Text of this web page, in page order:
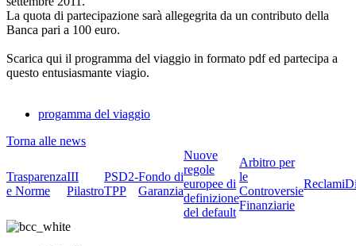
La quota di partecipazione sarà allegegrita da un contributo della
Banca pari a 100 euro.
Scarica qui il programma del viaggio in formato pdf ed partecipa a
questo entusiasmante viagio.
progamma del viaggio
Torna alle news
Trasparenza
e Norme
III
Pilastro
PSD2-
TPP
Fondo di
Garanzia
Nuove
regole
europee di
definizione
del default
Arbitro per
le
Controversie
Finanziarie
Reclami